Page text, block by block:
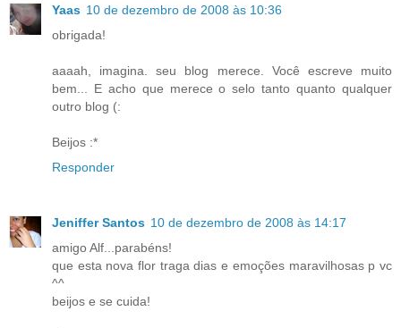
Yaas 10 de dezembro de 2008 às 10:36
obrigada!
aaaah, imagina. seu blog merece. Você escreve muito
bem... E acho que merece o selo tanto quanto qualquer
outro blog (:
Beijos :*
Responder
Jeniffer Santos 10 de dezembro de 2008 às 14:17
amigo Alf...parabéns!
que esta nova flor traga dias e emoções maravilhosas p vc
^^
beijos e se cuida!